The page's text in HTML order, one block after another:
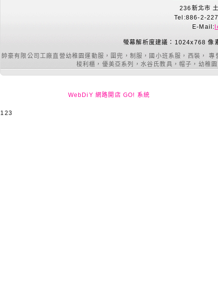
236新北市
Tel:886-2-
E-Mail:
螢幕解析度建議：1024x768 像
帥豪有限公司工廠直營幼稚園運動服，圍兜，制服，國小班系服，西裝，
梭利櫃，優美亞系列，水谷氏教具，帽子，幼稚
WebDiY 網路開店 GO! 系統